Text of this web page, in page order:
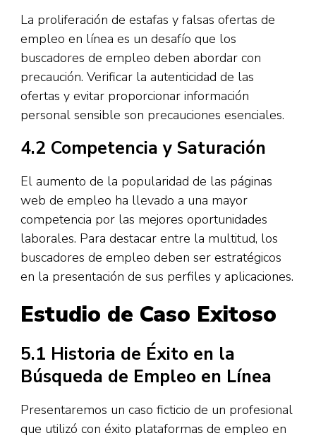
La proliferación de estafas y falsas ofertas de
empleo en línea es un desafío que los
buscadores de empleo deben abordar con
precaución. Verificar la autenticidad de las
ofertas y evitar proporcionar información
personal sensible son precauciones esenciales.
4.2 Competencia y Saturación
El aumento de la popularidad de las páginas
web de empleo ha llevado a una mayor
competencia por las mejores oportunidades
laborales. Para destacar entre la multitud, los
buscadores de empleo deben ser estratégicos
en la presentación de sus perfiles y aplicaciones.
Estudio de Caso Exitoso
5.1 Historia de Éxito en la
Búsqueda de Empleo en Línea
Presentaremos un caso ficticio de un profesional
que utilizó con éxito plataformas de empleo en